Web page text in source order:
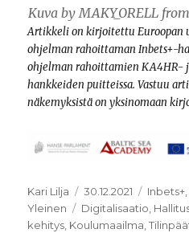
Kuva by MAKY_ORELL
Artikkeli on kirjoitettu Euroopan
ohjelman rahoittaman Inbets+-
ohjelman rahoittamien KA4HR-
hankkeiden puitteissa. Vastuu
näkemyksistä on yksinomaan
Kirjoittaja
Kari Lilja Julkaistu
30.12.2021 Inbets+
Yleinen
Avainsanat
Digitalisaatio
kehitys Koulumaailma ,